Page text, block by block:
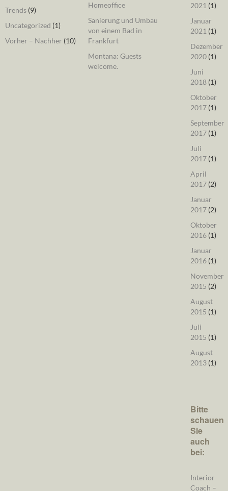
Trends (9)
Uncategorized (1)
Vorher – Nachher (10)
Homeoffice
Sanierung und Umbau
von einem Bad in
Frankfurt
Montana: Guests
welcome.
2021 (1)
Januar
2021 (1)
Dezember
2020(1)
Juni
2018(1)
Oktober
2017(1)
September
2017(1)
Juli
2017(1)
April
2017(2)
Januar
2017(2)
Oktober
2016(1)
Januar
2016(1)
November
2015 (2)
August
2015 (1)
Juli
2015 (1)
August
2013(1)
Bitte
schauen
Sie
auch
bei:
Interior
Coach –